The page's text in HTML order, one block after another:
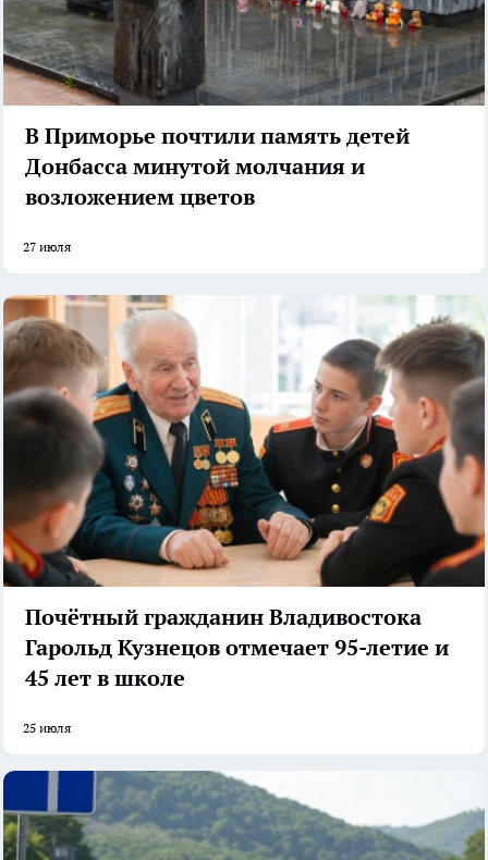
В Приморье почтили память детей
Донбасса минутой молчания и
возложением цветов
27 июля
Почётный гражданин Владивостока
Гарольд Кузнецов отмечает 95-летие и
45 лет в школе
25 июля